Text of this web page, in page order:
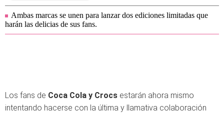
Ambas marcas se unen para lanzar dos ediciones limitadas que
harán las delicias de sus fans.
Los fans de Coca Cola y Crocs estarán ahora mismo
intentando hacerse con la última y llamativa colaboración